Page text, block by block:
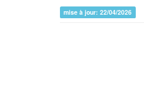
mise à jour: 22/04/2026